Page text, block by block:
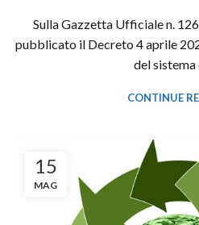
Sulla Gazzetta Ufficiale n.
pubblicato il Decreto 4 aprile
del sistema
CONTINUE
15
MAG